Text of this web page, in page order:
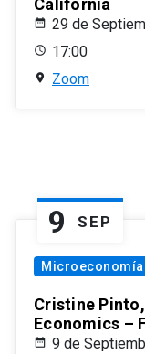
California
29 de
17:00
Zoom
9 SEP
Cristine
Economics –
9 de